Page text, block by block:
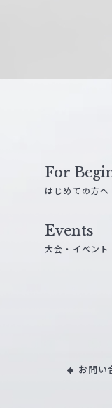
For
はじめての方へ
Events
大会・イベント
お問い